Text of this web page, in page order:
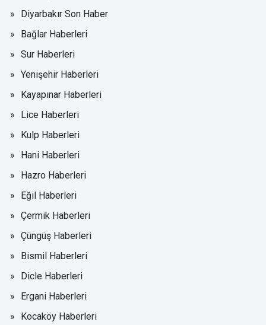
Diyarbakır Son Haber
Bağlar Haberleri
Sur Haberleri
Yenişehir Haberleri
Kayapınar Haberleri
Lice Haberleri
Kulp Haberleri
Hani Haberleri
Hazro Haberleri
Eğil Haberleri
Çermik Haberleri
Çüngüş Haberleri
Bismil Haberleri
Dicle Haberleri
Ergani Haberleri
Kocaköy Haberleri